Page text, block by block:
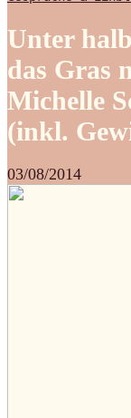
Unter
das Gras
Michelle
(inkl.
03/08/2014